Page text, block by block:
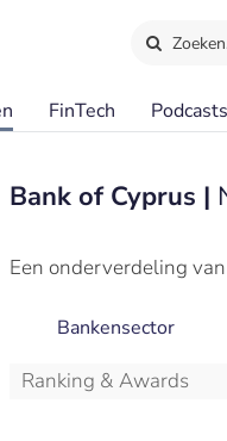
FinTech Podcasts
Bank of Cyprus |
Een onderverdeling
Bankensector
Ranking & Awards